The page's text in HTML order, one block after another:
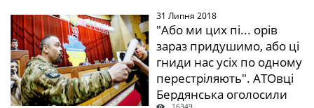
" /> 31 Липня 2018
"Або ми цих пі... орів
зараз придушимо, або ці
гниди нас усіх по одному
перестріляють". АТОвці
Бердянська оголосили
16349